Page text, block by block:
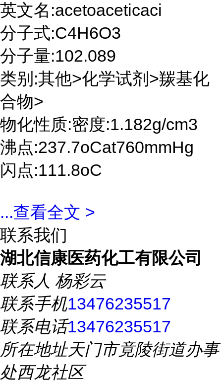
英文名:acetoaceticaci
分子式:C4H6O3
分子量:102.089
类别:其他>化学试剂>羰基化
合物>
物化性质:密度:1.182g/cm3
沸点:237.7oCat760mmHg
闪点:111.8oC
...查看全文 >
联系我们
湖北信康医药化工有限公司
联系人 杨彩云
联系手机13476235517
联系电话13476235517
所在地址天门市竟陵街道办事
处西龙社区